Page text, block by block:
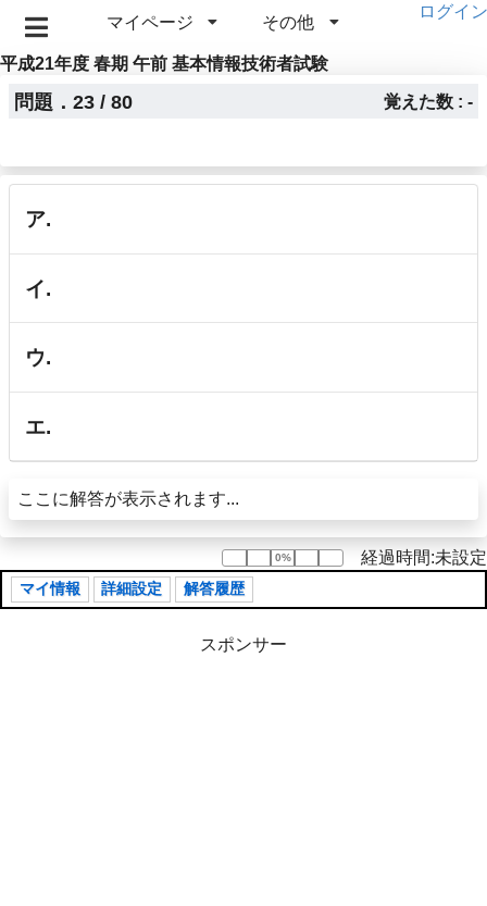
マイページ その他
ログイン
平成21年度 春期 午前 基本情報技術者試験
問題．23 / 80 覚えた数 : -
ア.
イ.
ウ.
エ.
ここに解答が表示されます...
0%
0% 経過時間:未設定
マイ情報 詳細設定 解答履歴
スポンサー